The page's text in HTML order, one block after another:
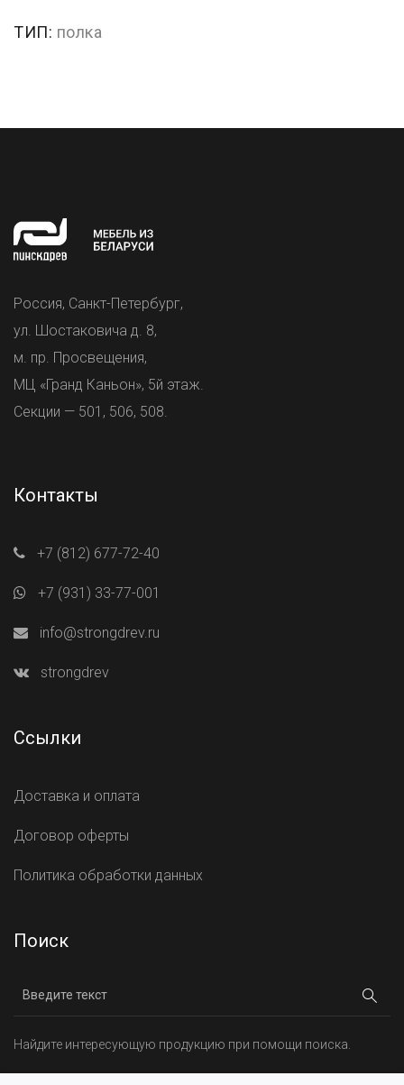
ТИП: полка
Россия, Санкт-Петербург,
ул. Шостаковича д. 8,
м. пр. Просвещения,
МЦ «Гранд Каньон», 5й этаж.
Секции — 501, 506, 508.
Контакты
+7 (812) 677-72-40
+7 (931) 33-77-001
info@strongdrev.ru
strongdrev
Ссылки
Доставка и оплата
Договор оферты
Политика обработки данных
Поиск
Найдите интересующую продукцию при помощи поиска.